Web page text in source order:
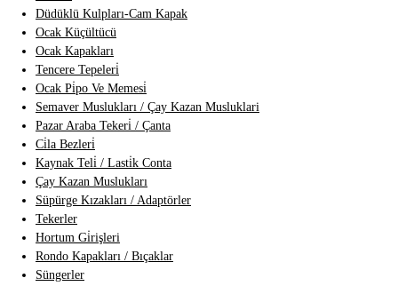
Düdüklü Kulpları-Cam Kapak
Ocak Küçültücü
Ocak Kapakları
Tencere Tepeleri̇
Ocak Pi̇po Ve Memesi̇
Semaver Muslukları / Çay Kazan Musluklari
Pazar Araba Tekeri̇ / Çanta
Ci̇la Bezleri̇
Kaynak Teli̇ / Lasti̇k Conta
Çay Kazan Muslukları
Süpürge Kızakları / Adaptörler
Tekerler
Hortum Gi̇rişleri
Rondo Kapakları / Bıçaklar
Süngerler